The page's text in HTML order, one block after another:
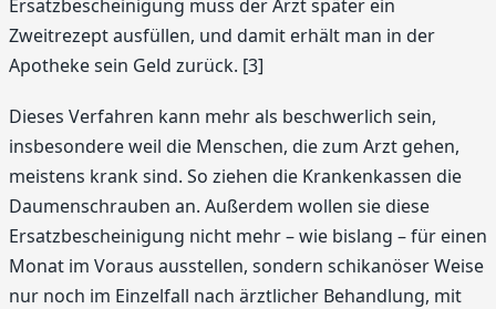
Ersatzbescheinigung muss der Arzt später ein
Zweitrezept ausfüllen, und damit erhält man in der
Apotheke sein Geld zurück. [3]
Dieses Verfahren kann mehr als beschwerlich sein,
insbesondere weil die Menschen, die zum Arzt gehen,
meistens krank sind. So ziehen die Krankenkassen die
Daumenschrauben an. Außerdem wollen sie diese
Ersatzbescheinigung nicht mehr – wie bislang – für einen
Monat im Voraus ausstellen, sondern schikanöser Weise
nur noch im Einzelfall nach ärztlicher Behandlung, mit